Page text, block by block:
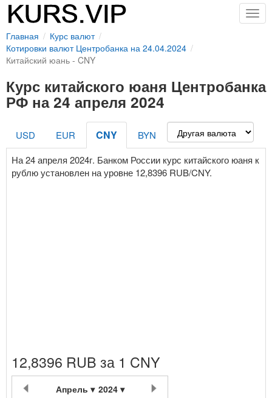
Главная
Курс валют
Котировки валют Центробанка на 24.04.2024
Китайский юань - CNY
Курс китайского юаня Центробанка
РФ на 24 апреля 2024
USD EUR CNY
BYN
На 24 апреля 2024г. Банком России курс китайского юаня к
рублю установлен на уровне 12,8396 RUB/CNY.
12,8396 RUB за 1 CNY
Апрель 2024